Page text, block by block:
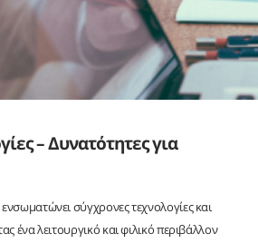
– Δυνατότητες για
σύγχρονες τεχνολογίες και
ένα λειτουργικό και φιλικό περιβάλλον